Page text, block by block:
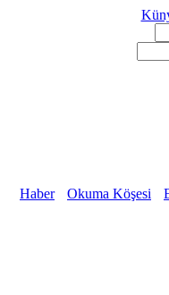
Haber Okuma Köşesi